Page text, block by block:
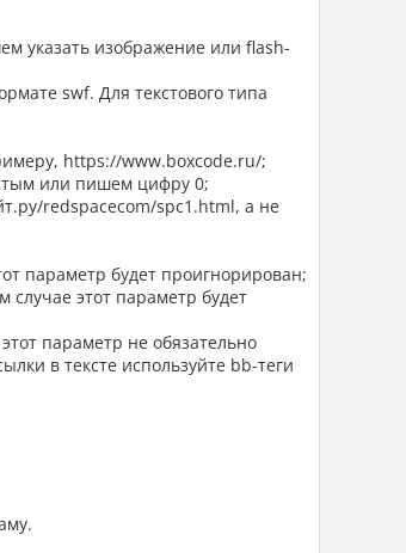
указать изображение или flash-
swf. Для текстового типа
https://www.boxcode.ru/;
или пишем цифру 0;
redspacecom/spc1.html, а не
параметр будет проигнорирован;
случае этот параметр будет
параметр не обязательно
в тексте используйте bb-теги